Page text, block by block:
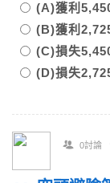
(A)獲利
(B)獲利
(C)損失
(D)損失
0討論